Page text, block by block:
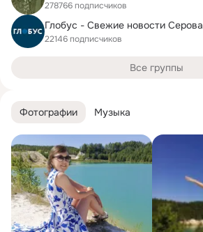
Фотографии Музыка
278766 подписчиков
Глобус - Свежие новости Серова
22146 подписчиков
Все группы